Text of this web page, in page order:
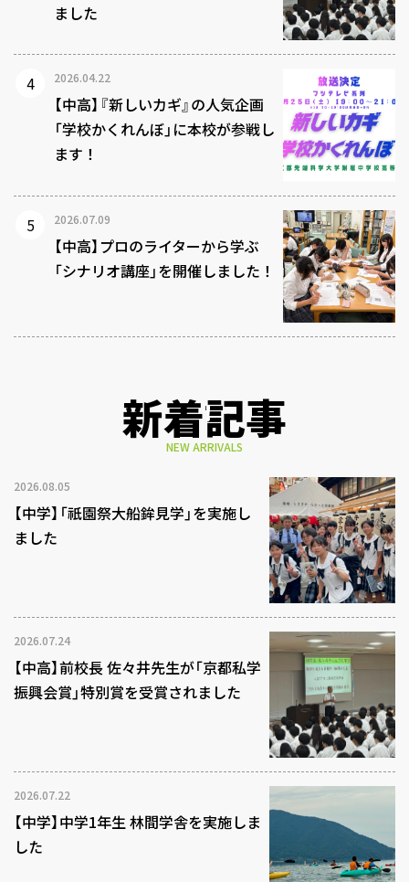
ました
2026.04.22
【中高】『新しいカギ』の人気企画
「学校かくれんぼ」に本校が参戦し
ます！
2026.07.09
【中高】プロのライターから学ぶ
「シナリオ講座」を開催しました！
新着記事
NEW ARRIVALS
2026.08.05
【中学】「祇園祭大船鉾見学」を実施し
ました
2026.07.24
【中高】前校長 佐々井先生が「京都私学
振興会賞」特別賞を受賞されました
2026.07.22
【中学】中学1年生 林間学舎を実施しま
した